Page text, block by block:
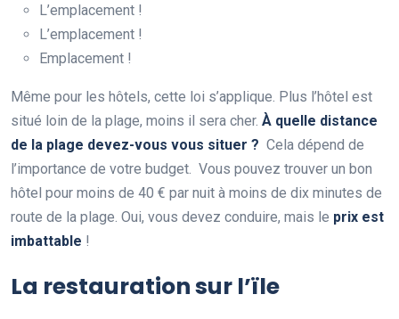
L’emplacement !
L’emplacement !
Emplacement !
Même pour les hôtels, cette loi s’applique. Plus l’hôtel est
situé loin de la plage, moins il sera cher. À quelle distance
de la plage devez-vous vous situer ? Cela dépend de
l’importance de votre budget. Vous pouvez trouver un bon
hôtel pour moins de 40 € par nuit à moins de dix minutes de
route de la plage. Oui, vous devez conduire, mais le prix est
imbattable !
La restauration sur l’ïle